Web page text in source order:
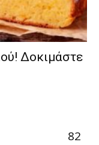
Δοκιμάστε
82